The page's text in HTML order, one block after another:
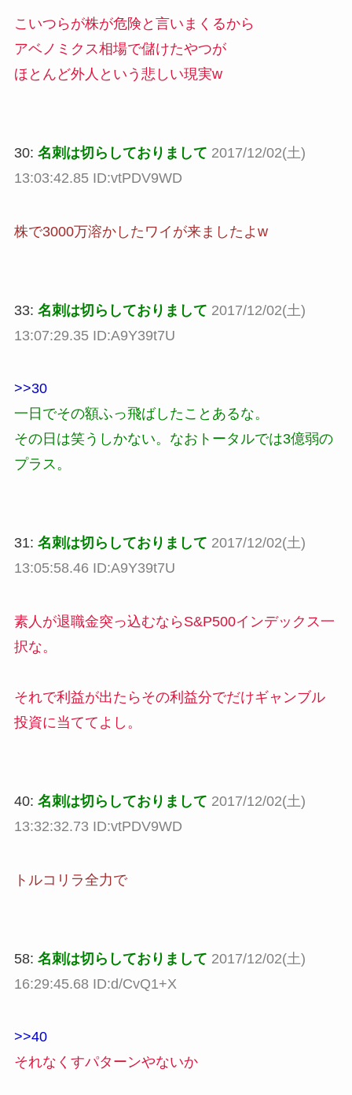
こいつらが株が危険と言いまくるから
アベノミクス相場で儲けたやつが
ほとんど外人という悲しい現実w
30: 名刺は切らしておりまして 2017/12/02(土)
13:03:42.85 ID:vtPDV9WD
株で3000万溶かしたワイが来ましたよw
33: 名刺は切らしておりまして 2017/12/02(土)
13:07:29.35 ID:A9Y39t7U
>>30
一日でその額ふっ飛ばしたことあるな。
その日は笑うしかない。なおトータルでは3億弱の
プラス。
31: 名刺は切らしておりまして 2017/12/02(土)
13:05:58.46 ID:A9Y39t7U
素人が退職金突っ込むならS&P500インデックス一
択な。
それで利益が出たらその利益分でだけギャンブル
投資に当ててよし。
40: 名刺は切らしておりまして 2017/12/02(土)
13:32:32.73 ID:vtPDV9WD
トルコリラ全力で
58: 名刺は切らしておりまして 2017/12/02(土)
16:29:45.68 ID:d/CvQ1+X
>>40
それなくすパターンやないか